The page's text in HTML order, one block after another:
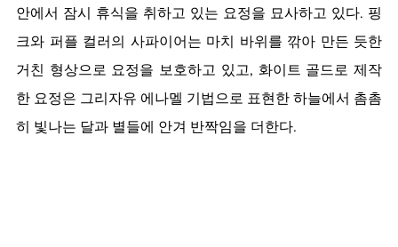
안에서 잠시 휴식을 취하고 있는 요정을 묘사하고 있다. 핑
크와 퍼플 컬러의 사파이어는 마치 바위를 깎아 만든 듯한
거친 형상으로 요정을 보호하고 있고, 화이트 골드로 제작
한 요정은 그리자유 에나멜 기법으로 표현한 하늘에서 촘촘
히 빛나는 달과 별들에 안겨 반짝임을 더한다.